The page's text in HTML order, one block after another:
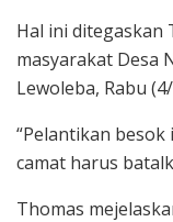
Hal ini ditegaskan
masyarakat Desa
Lewoleba, Rabu
“Pelantikan
camat harus
Thomas